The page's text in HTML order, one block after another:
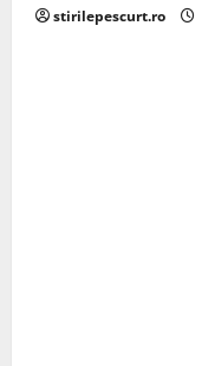
stirilepescurt.ro